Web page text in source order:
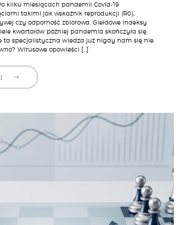
kilku miesiącach pandemii Covid-19
takimi jak wskaźnik reprodukcji (R0),
czy odporność zbiorowa. Giełdowe indeksy
kwartałów później pandemia skończyła się.
ta specjalistyczna wiedza już nigdy nam się nie
Wirusowe opowieści […]